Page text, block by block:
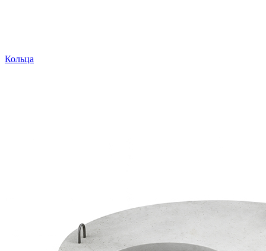
Кольца